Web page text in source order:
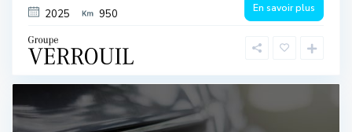
2025 950 En savoir plus